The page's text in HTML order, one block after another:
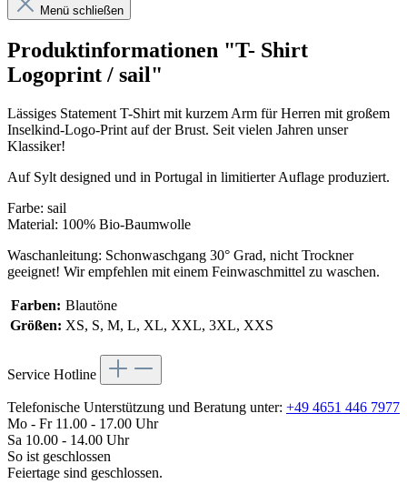
Menü schließen
Produktinformationen "T- Shirt
Logoprint / sail"
Lässiges Statement T-Shirt mit kurzem Arm für Herren mit großem
Inselkind-Logo-Print auf der Brust. Seit vielen Jahren unser
Klassiker!
Auf Sylt designed und in Portugal in limitierter Auflage produziert.
Farbe: sail
Material: 100% Bio-Baumwolle
Waschanleitung: Schonwaschgang 30° Grad, nicht Trockner
geeignet! Wir empfehlen mit einem Feinwaschmittel zu waschen.
Farben: Blautöne
Größen: XS, S, M, L, XL, XXL, 3XL, XXS
Service Hotline
Telefonische Unterstützung und Beratung unter: +49 4651 446 7977
Mo - Fr 11.00 - 17.00 Uhr
Sa 10.00 - 14.00 Uhr
So ist geschlossen
Feiertage sind geschlossen.